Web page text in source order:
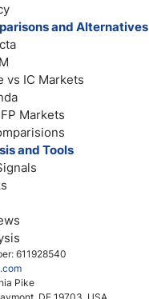
611928540
Pike
and Alternatives
vs IC Markets
Markets
and Tools